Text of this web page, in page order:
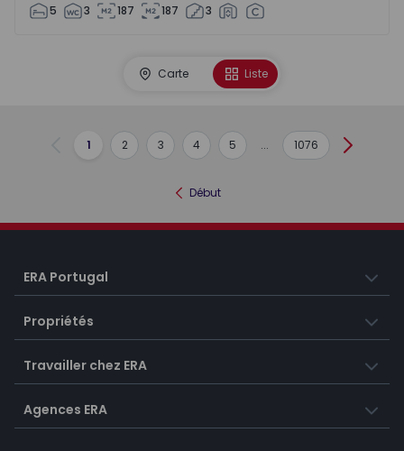
5 3 187 187 3
Carte Liste
Précédent
1 2 3 4 5 ... 1076 Suivant
Début
ERA Portugal
Propriétés
Travailler chez ERA
Agences ERA